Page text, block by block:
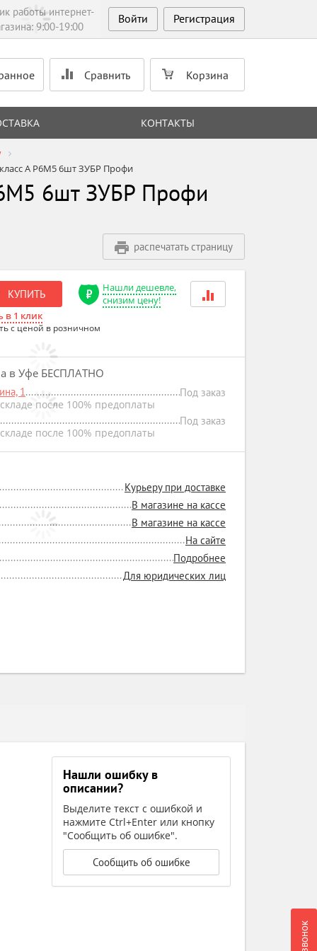
работы интернет-
9:00-19:00
Войти Регистрация
Сравнить Корзина
КОНТАКТЫ
А Р6М5 6шт ЗУБР Профи
6шт ЗУБР Профи
распечатать страницу
КУПИТЬ
в 1 клик
Нашли дешевле,
снизим цену!
с ценой в розничном
в Уфе БЕСПЛАТНО
1
Под заказ
после 100% предоплаты
Под заказ
после 100% предоплаты
Курьеру при доставке
В магазине на кассе
В магазине на кассе
На сайте
Подробнее
Для юридических лиц
Нашли ошибку в
описании?
Выделите текст с ошибкой и
нажмите Ctrl+Enter или кнопку
"Сообщить об ошибке".
Сообщить об ошибке